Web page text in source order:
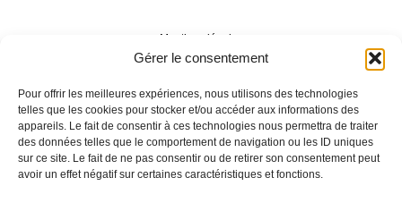
Gérer le consentement
Pour offrir les meilleures expériences, nous utilisons des technologies
telles que les cookies pour stocker et/ou accéder aux informations des
appareils. Le fait de consentir à ces technologies nous permettra de traiter
des données telles que le comportement de navigation ou les ID uniques
sur ce site. Le fait de ne pas consentir ou de retirer son consentement peut
avoir un effet négatif sur certaines caractéristiques et fonctions.
Mentions légales
Politique de confidentialité